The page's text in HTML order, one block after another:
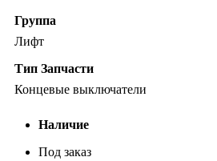
Группа
Лифт
Тип Запчасти
Концевые выключатели
Наличие
Под заказ